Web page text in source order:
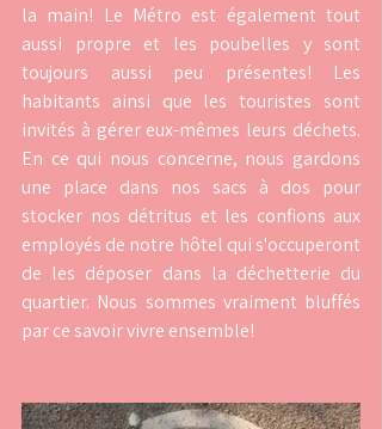
la main! Le Métro est également tout
aussi propre et les poubelles y sont
toujours aussi peu présentes! Les
habitants ainsi que les touristes sont
invités à gérer eux-mêmes leurs déchets.
En ce qui nous concerne, nous gardons
une place dans nos sacs à dos pour
stocker nos détritus et les confions aux
employés de notre hôtel qui s'occuperont
de les déposer dans la déchetterie du
quartier. Nous sommes vraiment bluffés
par ce savoir vivre ensemble!